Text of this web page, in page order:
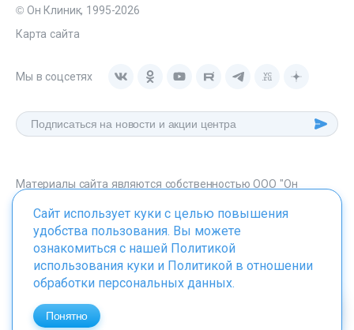
© Он Клиник, 1995-2026
Карта сайта
Мы в соцсетях
Материалы сайта являются собственностью ООО "Он
onclinic.ru запрещено в соответствии со статьей 1259 ГК. РФ.
ИМЕЮТСЯ ПРОТИВОПОКАЗАНИЯ. НЕОБХОДИМО
ПРОКОНСУЛЬТИРОВАТЬСЯ СО СПЕЦИАЛИСТОМ
Сайт использует куки с целью повышения
удобства пользования. Вы можете
ознакомиться с нашей Политикой
использования куки и Политикой в отношении
обработки персональных данных.
Понятно